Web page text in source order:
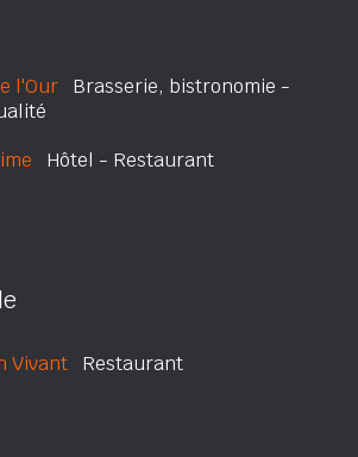
l'Our Brasserie, bistronomie -
Hôtel - Restaurant
Vivant Restaurant